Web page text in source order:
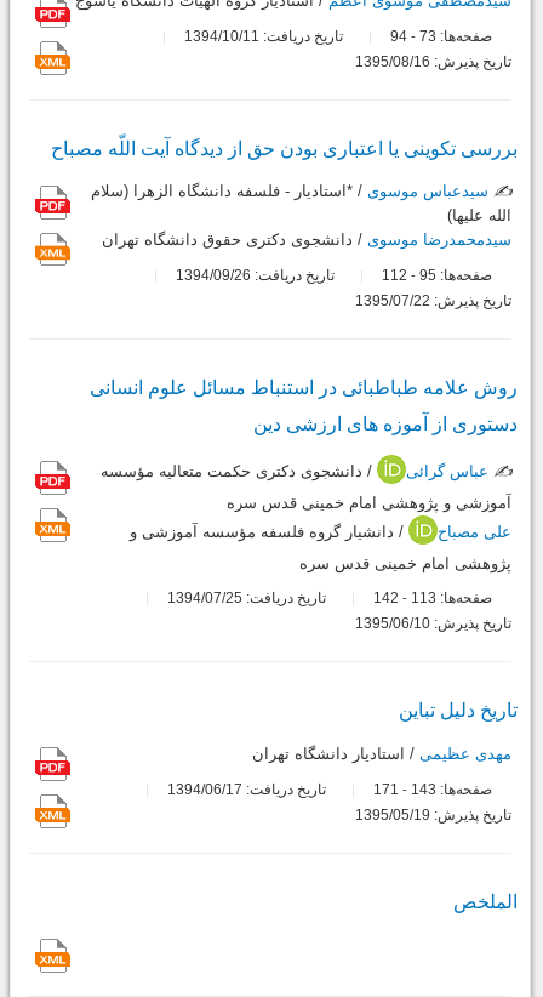
صفحه‌ها: 73
-
تاریخ دریافت: 1394/10/11
تاریخ پذیرش: 1395/08/16
بررسى تکوینى یا اعتبارى بودن حق از دیدگاه آیت اللّه مصباح
✍️ سیدعباس موسوی / *استادیار - فلسفه دانشگاه الزهرا (سلام
الله علیها)
سیدمحمدرضا موسوی / دانشجوى دکترى حقوق دانشگاه تهران
صفحه‌ها: 95
-
تاریخ دریافت: 1394/09/26
تاریخ پذیرش: 1395/07/22
روش علامه طباطبائى در استنباط مسائل علوم انسانى
دستورى از آموزه هاى ارزشى دین
✍️ عباس گرائی
/ دانشجوى دکترى حکمت متعالیه مؤسسه
آموزشى و پژوهشى امام خمینى قدس سره
علی مصباح
/ دانشیار گروه فلسفه مؤسسه آموزشى و
پژوهشى امام خمینى قدس سره
صفحه‌ها: 113
-
تاریخ دریافت: 1394/07/25
تاریخ پذیرش: 1395/06/10
تاریخ دلیل تباین
مهدی عظیمی / استادیار دانشگاه تهران
صفحه‌ها: 143
-
تاریخ دریافت: 1394/06/17
تاریخ پذیرش: 1395/05/19
الملخص